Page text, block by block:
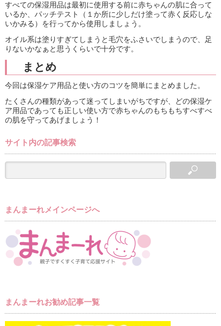
すべての保湿用品は最初に使用する前に赤ちゃんの肌に合って
いるか、パッチテスト（１か所に少しだけ塗って赤く反応しな
いかみる）を行ってから使用しましょう。
オイル系は塗りすぎてしまうと毛穴をふさいでしまうので、足
りないかなぁと思うくらいで十分です。
まとめ
今回は保湿ケア用品と使い方のコツを簡単にまとめました。
たくさんの種類があって迷ってしまいがちですが、どの保湿ケ
ア用品であっても正しい使い方で赤ちゃんのもちもちすべすべ
の肌を守ってあげましょう！
サイト内の記事検索
まんまーれメインページへ
まんまーれお勧め記事一覧